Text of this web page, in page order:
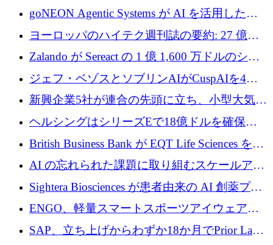
フラの構築に 500 万ユーロを調達
goNEON Agentic Systems が AI を活用したイ
ンフラ計画を加速するために 16 万ユーロを確
ヨーロッパのハイテク週刊誌の要約: 27 億ユ
ーロを超える 60 以上のハイテク資金調達取引
Zalando が Sereact の 1 億 1,600 万ドルのシリ
ーズ B に参加し、AI を活用した倉庫自動化を
ジェフ・ベゾスとソブリンAIがCuspAIを4億
5,000万ドルの資金調達で支援
新興企業5社が連合の先頭に立ち、小型大気質
センサーをEUのクリーンエア政策の中心に据
ヘルシングはシリーズEで18億ドルを確保、
ウーバーはデリバリー・ヒーローを130億ユー
ロの契約で買収、レボルトは2027年に米国の
銀行を立ち上げる
British Business Bank が EQT Life Sciences を
2,500 万ユーロのコミットメントで支援
AI の忘れられた課題に取り組むスケールアッ
プを実現: カメラロール
Sightera Biosciences が患者由来の AI 創薬プラ
ットフォームを拡大するために 300 万ユーロ
のプレシードをクローズ
ENGO、軽量スマートスポーツアイウェアの
進歩のために510万ユーロを調達
SAP、立ち上げからわずか18か月でPrior Labs